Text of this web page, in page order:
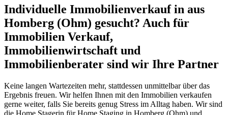
Individuelle Immobilienverkauf in aus
Homberg (Ohm) gesucht? Auch für
Immobilien Verkauf,
Immobilienwirtschaft und
Immobilienberater sind wir Ihre Partner
Keine langen Wartezeiten mehr, stattdessen unmittelbar über das
Ergebnis freuen. Wir helfen Ihnen mit den Immobilien verkaufen
gerne weiter, falls Sie bereits genug Stress im Alltag haben. Wir sind
die Home Stagerin für Home Staging in Homberg (Ohm) und